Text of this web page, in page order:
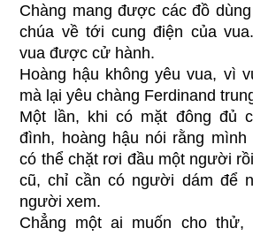
Chàng mang được các đồ
chúa về tới cung điện của
vua được cử hành.
Hoàng hậu không yêu vua, vì
mà lại yêu chàng Ferdinand
Một lần, khi có mặt đông đủ
đình, hoàng hậu nói rằng
có thể chặt rơi đầu một người
cũ, chỉ cần có người dám để
người xem.
Chẳng một ai muốn cho thử,